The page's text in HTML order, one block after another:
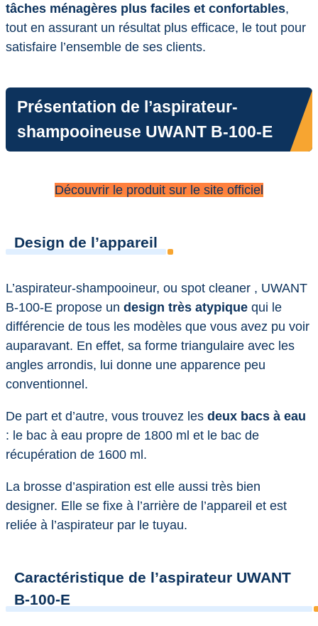
tâches ménagères plus faciles et confortables,
tout en assurant un résultat plus efficace, le tout pour
satisfaire l’ensemble de ses clients.
Présentation de l’aspirateur-
shampooineuse UWANT B-100-E
Découvrir le produit sur le site officiel
Design de l’appareil
L’aspirateur-shampooineur, ou spot cleaner , UWANT
B-100-E propose un design très atypique qui le
différencie de tous les modèles que vous avez pu voir
auparavant. En effet, sa forme triangulaire avec les
angles arrondis, lui donne une apparence peu
conventionnel.
De part et d’autre, vous trouvez les deux bacs à eau
: le bac à eau propre de 1800 ml et le bac de
récupération de 1600 ml.
La brosse d’aspiration est elle aussi très bien
designer. Elle se fixe à l’arrière de l’appareil et est
reliée à l’aspirateur par le tuyau.
Caractéristique de l’aspirateur UWANT
B-100-E